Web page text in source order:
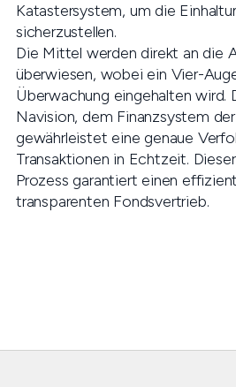
Katastersystem, um die
sicherzustellen.
Die Mittel werden direkt an die
überwiesen, wobei ein Vier-
Überwachung eingehalten wird.
Navision, dem Finanzsystem
gewährleistet eine genaue
Transaktionen in Echtzeit.
Prozess garantiert einen
transparenten Fondsvertrieb.